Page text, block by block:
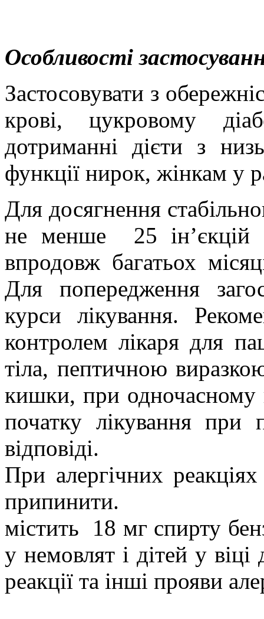
Особливості
Застосовувати з
крові, цукровому
дотриманні дієти з
функції нирок, жінкам у
Для досягнення
не менше
25 ін’єкцій
впродовж багатьох
Для попередження
курси лікування.
контролем лікаря для
тіла, пептичною
кишки, при одночасному
початку лікування при
відповіді.
При алергічних
припинити.
містить
18 мг спирту
у немовлят і дітей у віці
реакції та інші прояви